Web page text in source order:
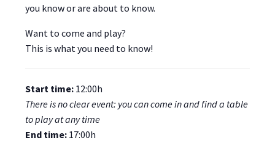
you know or are about to know.
Want to come and play?
This is what you need to know!
Start time: 12:00h
There is no clear event: you can come in and find a table
to play at any time
End time: 17:00h